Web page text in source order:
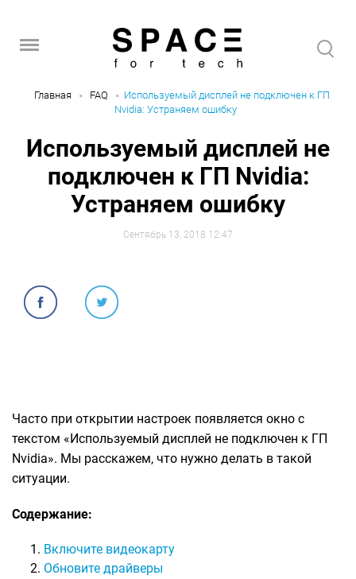
Главная FAQ
Используемый дисплей не подключен к ГП
Nvidia: Устраняем ошибку
Используемый дисплей не
подключен к ГП Nvidia:
Устраняем ошибку
Сентябрь 13, 2018 12:47
Часто при открытии настроек появляется окно с
текстом «Используемый дисплей не подключен к ГП
Nvidia». Мы расскажем, что нужно делать в такой
ситуации.
Содержание:
Включите видеокарту
Обновите драйверы